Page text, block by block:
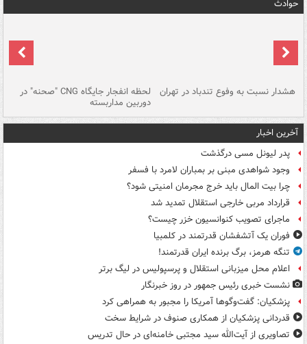
حوادث
هشدار نسبت به وفوع تندباد در تهران لحظه انفجار جایگاه CNG "صحنه" در
دوربین مداربسته
آخرین اخبار
پدر لیونل مسی درگذشت
وجود شواهدی مبنی بر بمباران لامرد با فسفر
چرا بیت المال باید خرج مجرمان امنیتی شود؟
قرارداد مربی خارجی استقلال تمدید شد
ماجرای تصویب کنوانسیون خزر چیست؟
فوران یک آتشفشان قدرتمند در کلمبیا
تنگه هرمز، برگ برنده ایران قدرتمند!
اعلام محل میزبانی استقلال و پرسپولیس در لیگ برتر
نشست خبری رئیس جمهور در روز خبرنگار
پزشکیان: گفت‌وگوها آمریکا را مجبور به همراهی کرد
قدردانی پزشکیان از همکاری صنوف در شرایط سخت
تصاویری از آیت‌الله سید مجتبی خامنه‌ای در حال تدریس